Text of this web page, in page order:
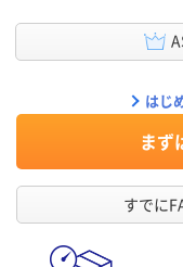
はじ
まず
すでに